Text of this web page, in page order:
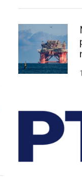
despreVerchere